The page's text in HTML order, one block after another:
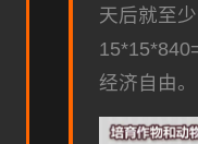
天后就至
经济自由。